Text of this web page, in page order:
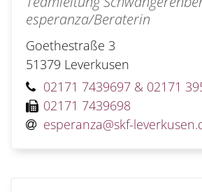
esperanza/Beraterin
Goethestraße 3
51379 Leverkusen
02171 7439697 & 02171
02171 7439698
esperanza@skf-